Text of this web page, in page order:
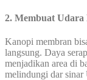
2. Membuat Udara
Kanopi membran
langsung. Daya
menjadikan area di
melindungi dar sinar